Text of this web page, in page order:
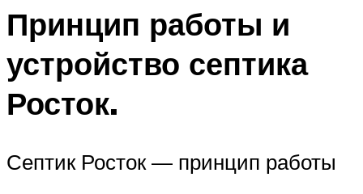
Принцип работы и
устройство септика
Росток.
Септик Росток — принцип работы